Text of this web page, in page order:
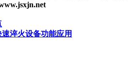
淬火设备功能应用